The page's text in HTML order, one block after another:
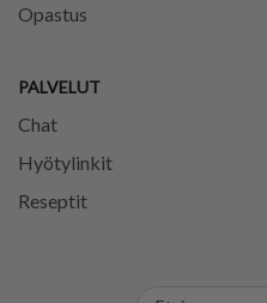
Opastus
PALVELUT
Chat
Hyötylinkit
Reseptit